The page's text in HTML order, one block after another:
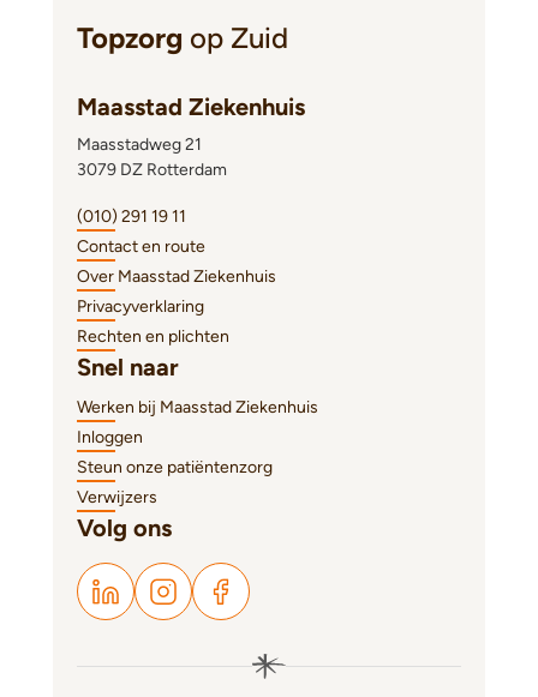
Topzorg op Zuid
Maasstad Ziekenhuis
Maasstadweg 21
3079 DZ Rotterdam
(010) 291 19 11
Contact en route
Over Maasstad Ziekenhuis
Privacyverklaring
Rechten en plichten
Snel naar
Werken bij Maasstad Ziekenhuis
Inloggen
Steun onze patiëntenzorg
Verwijzers
Volg ons